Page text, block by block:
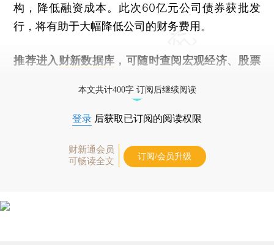
构，降低融资成本。此次60亿元公司债券获批发
行，将有助于大幅降低公司的财务费用。
推荐进入 财新数据库 ，可随时查阅宏观经济、股票
本文共计400字 订阅后继续阅读
登录 后获取已订阅的阅读权限
财新通会员
可畅读全文
订阅/会员升级